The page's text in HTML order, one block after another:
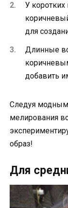
У
для
Длинные
добавить
Следуя модным
мелирования
образ!
Для